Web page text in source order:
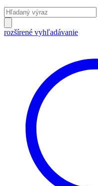
rozšírené vyhľadávanie